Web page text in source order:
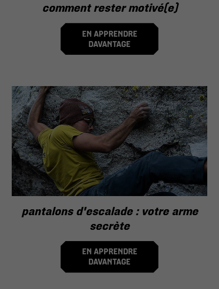
comment rester motivé(e)
EN APPRENDRE
DAVANTAGE
pantalons d'escalade : votre arme
secrète
EN APPRENDRE
DAVANTAGE